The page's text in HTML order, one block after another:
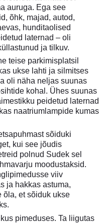
auruga. Ega see
õhk, majad, autod,
hunditaolised
laternad – oli
ja tilkuv.
teise parkimisplatsil
ukse lahti ja silmitses
oli näha neljas suunas
kohal. Ühes suunas
peidetud laternad
naatriumlampide kumas
sõiduki
kui see jõudis
polnud Sudek sel
moodustaksid.
viiv
ja hakkas astuma,
õla, et sõiduk ukse
pimeduses. Ta liigutas